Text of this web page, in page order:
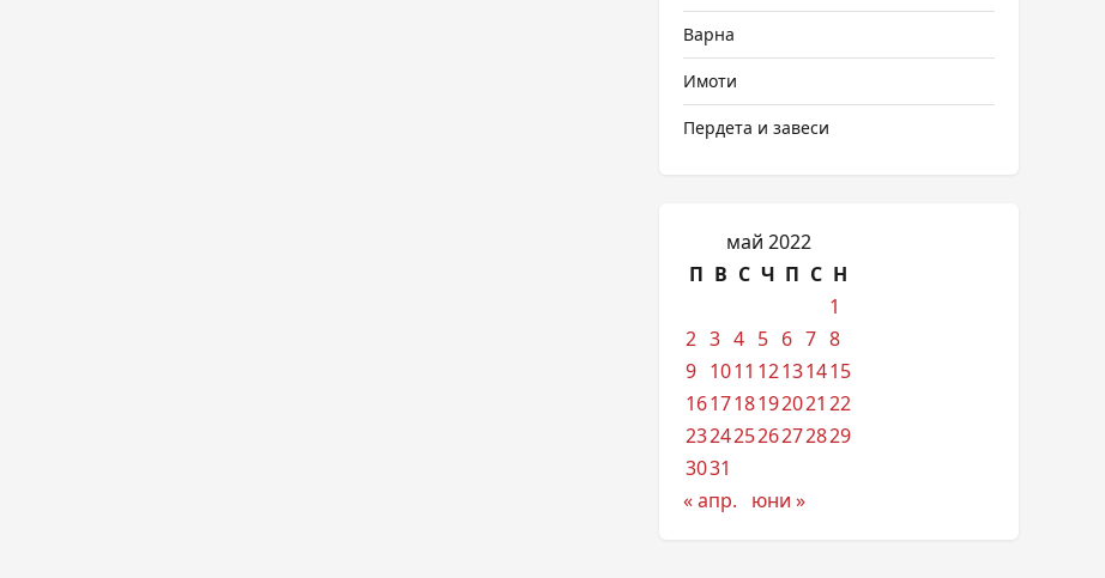
Варна
Имоти
Пердета и завеси
май 2022
П В С Ч П С Н
1
2 3 4 5 6 7 8
9 1011 12131415
161718192021 22
23242526272829
3031
« апр.
юни »